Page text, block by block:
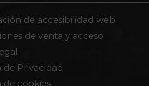
de accesibilidad web
de venta y acceso
de Privacidad
de cookies